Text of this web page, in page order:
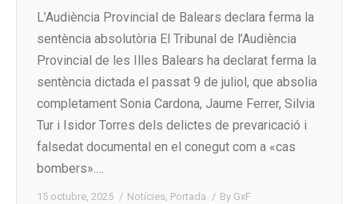
L’Audiència Provincial de Balears declara ferma la
sentència absolutòria El Tribunal de l’Audiència
Provincial de les Illes Balears ha declarat ferma la
sentència dictada el passat 9 de juliol, que absolia
completament Sonia Cardona, Jaume Ferrer, Silvia
Tur i Isidor Torres dels delictes de prevaricació i
falsedat documental en el conegut com a «cas
bombers».…
15 octubre, 2025 Notícies, Portada By GxF